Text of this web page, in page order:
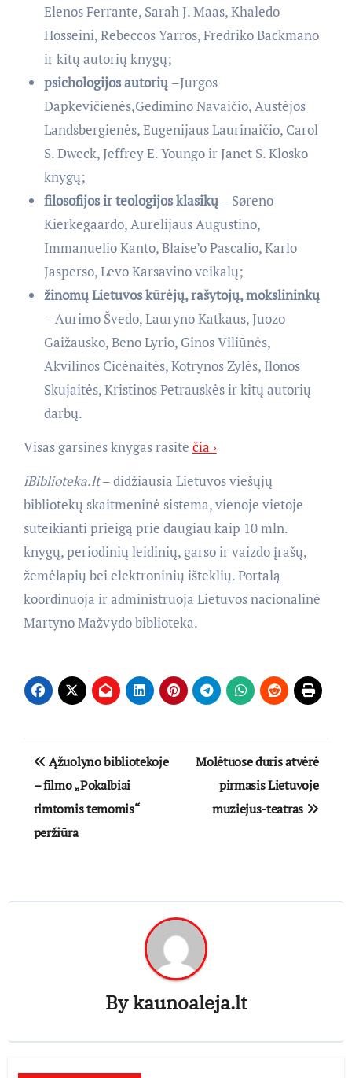
Elenos Ferrante, Sarah J. Maas, Khaledo
Hosseini, Rebeccos Yarros, Fredriko Backmano
ir kitų autorių knygų;
psichologijos autorių –Jurgos
Dapkevičienės,Gedimino Navaičio, Austėjos
Landsbergienės, Eugenijaus Laurinaičio, Carol
S. Dweck, Jeffrey E. Youngo ir Janet S. Klosko
knygų;
filosofijos ir teologijos klasikų– Søreno
Kierkegaardo, Aurelijaus Augustino,
Immanuelio Kanto, Blaise’o Pascalio, Karlo
Jasperso, Levo Karsavino veikalų;
žinomų Lietuvos kūrėjų, rašytojų, mokslininkų
– Aurimo Švedo, Lauryno Katkaus, Juozo
Gaižausko, Beno Lyrio, Ginos Viliūnės,
Akvilinos Cicėnaitės, Kotrynos Zylės, Ilonos
Skujaitės, Kristinos Petrauskės ir kitų autorių
darbų.
Visas garsines knygas rasite čia ›
iBiblioteka.lt– didžiausia Lietuvos viešųjų
bibliotekų skaitmeninė sistema, vienoje vietoje
suteikianti prieigą prie daugiau kaip 10 mln.
knygų, periodinių leidinių, garso ir vaizdo įrašų,
žemėlapių bei elektroninių išteklių. Portalą
koordinuoja ir administruoja Lietuvos nacionalinė
Martyno Mažvydo biblioteka.
Navigacija
tarp
įrašų
Ąžuolyno bibliotekoje
– filmo „Pokalbiai
rimtomis temomis“
peržiūra
Molėtuose duris atvėrė
pirmasis Lietuvoje
muziejus-teatras
Bykaunoaleja.lt